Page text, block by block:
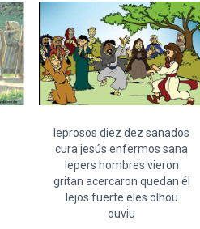
leprosos diez dez sanados
cura jesús enfermos sana
lepers hombres vieron
gritan acercaron quedan él
lejos fuerte eles olhou
ouviu